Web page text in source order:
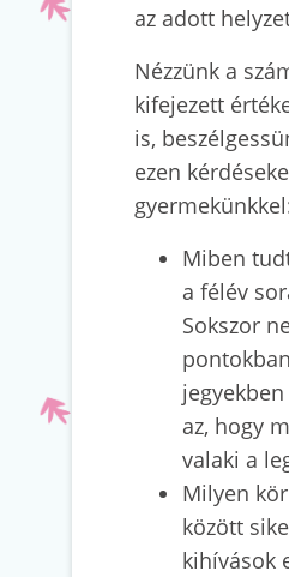
az adott
Nézzünk a
kifejezett
is,
ezen
Miben
a félév
Sokszor
az, hogy
valaki a
Milyen
között
kihívások